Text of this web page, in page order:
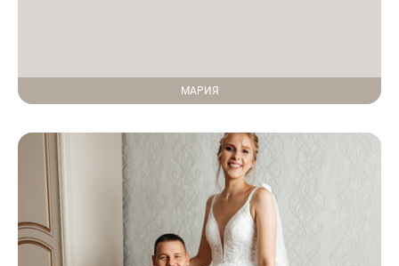
МАРИЯ